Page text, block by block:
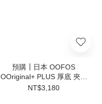
預購┃日本 OOFOS
OOriginal+ PLUS 厚底 夾腳
拖 拖鞋 肌力恢復紓壓鞋 米
NT$3,180